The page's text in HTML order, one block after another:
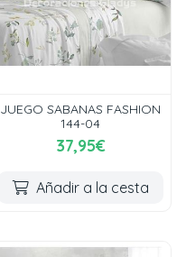
JUEGO SABANAS FASHION
144-04
37,95€
Añadir a la cesta